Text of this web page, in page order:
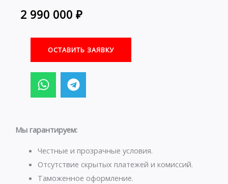
2 990 000 ₽
ОСТАВИТЬ ЗАЯВКУ
W
h
a
s
p
p
T
e
l
g
a
m
Мы гарантируем:
Честные и прозрачные условия.
Отсутствие скрытых платежей и комиссий.
Таможенное оформление.